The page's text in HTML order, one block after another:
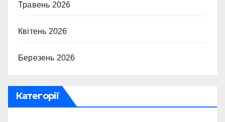
Травень 2026
Квітень 2026
Березень 2026
Категорії